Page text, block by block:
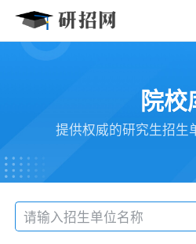
院校
提供权威的研究生招生